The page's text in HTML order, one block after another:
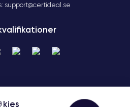
support@certideal.se